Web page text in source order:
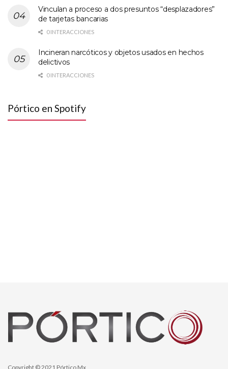
Vinculan a proceso a dos presuntos “desplazadores”
de tarjetas bancarias
0 INTERACCIONES
Incineran narcóticos y objetos usados en hechos
delictivos
0 INTERACCIONES
Pórtico en Spotify
Copyright © 2021 Pórtico Mx